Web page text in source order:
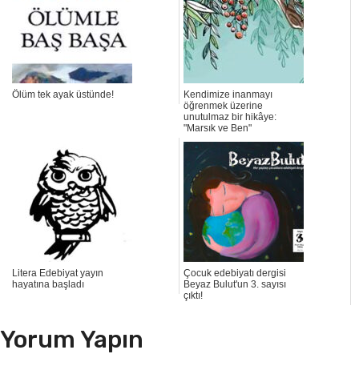
Ölüm tek ayak üstünde!
Kendimize inanmayı
öğrenmek üzerine
unutulmaz bir hikâye:
"Marsık ve Ben"
Litera Edebiyat yayın
hayatına başladı
Çocuk edebiyatı dergisi
Beyaz Bulut'un 3. sayısı
çıktı!
Yorum Yapın